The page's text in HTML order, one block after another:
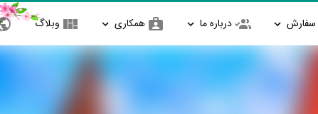
سفارش درباره ما همکاری وبلاگ